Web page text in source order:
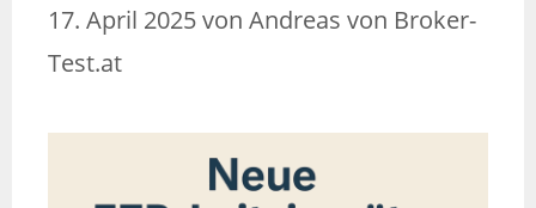
17. April 2025von Andreas von Broker-
Test.at